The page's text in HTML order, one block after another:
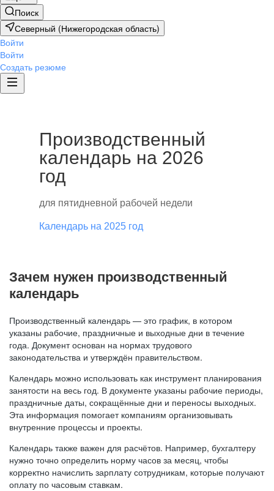
Поиск
Северный (Нижегородская область)
Войти
Войти
Создать резюме
Производственный
календарь на 2026
год
для пятидневной рабочей недели
Календарь на 2025 год
Зачем нужен производственный
календарь
Производственный календарь — это график, в котором
указаны рабочие, праздничные и выходные дни в течение
года. Документ основан на нормах трудового
законодательства и утверждён правительством.
Календарь можно использовать как инструмент планирования
занятости на весь год. В документе указаны рабочие периоды,
праздничные даты, сокращённые дни и переносы выходных.
Эта информация помогает компаниям организовывать
внутренние процессы и проекты.
Календарь также важен для расчётов. Например, бухгалтеру
нужно точно определить норму часов за месяц, чтобы
корректно начислить зарплату сотрудникам, которые получают
оплату по часовым ставкам.